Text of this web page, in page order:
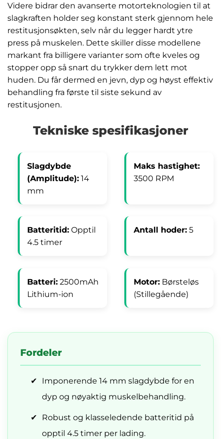
Videre bidrar den avanserte motorteknologien til at
slagkraften holder seg konstant sterk gjennom hele
restitusjonsøkten, selv når du legger hardt ytre
press på muskelen. Dette skiller disse modellene
markant fra billigere varianter som ofte kveles og
stopper opp så snart du trykker dem lett mot
huden. Du får dermed en jevn, dyp og høyst effektiv
behandling fra første til siste sekund av
restitusjonen.
Tekniske spesifikasjoner
Slagdybde
(Amplitude):14
mm
Maks hastighet:
3500 RPM
Batteritid:Opptil
4.5 timer
Antall hoder: 5
Batteri:2500mAh
Lithium-ion
Motor: Børsteløs
(Stillegående)
Fordeler
✔
Imponerende 14 mm slagdybde for en
dyp og nøyaktig muskelbehandling.
✔
Robust og klasseledende batteritid på
opptil 4.5 timer per lading.